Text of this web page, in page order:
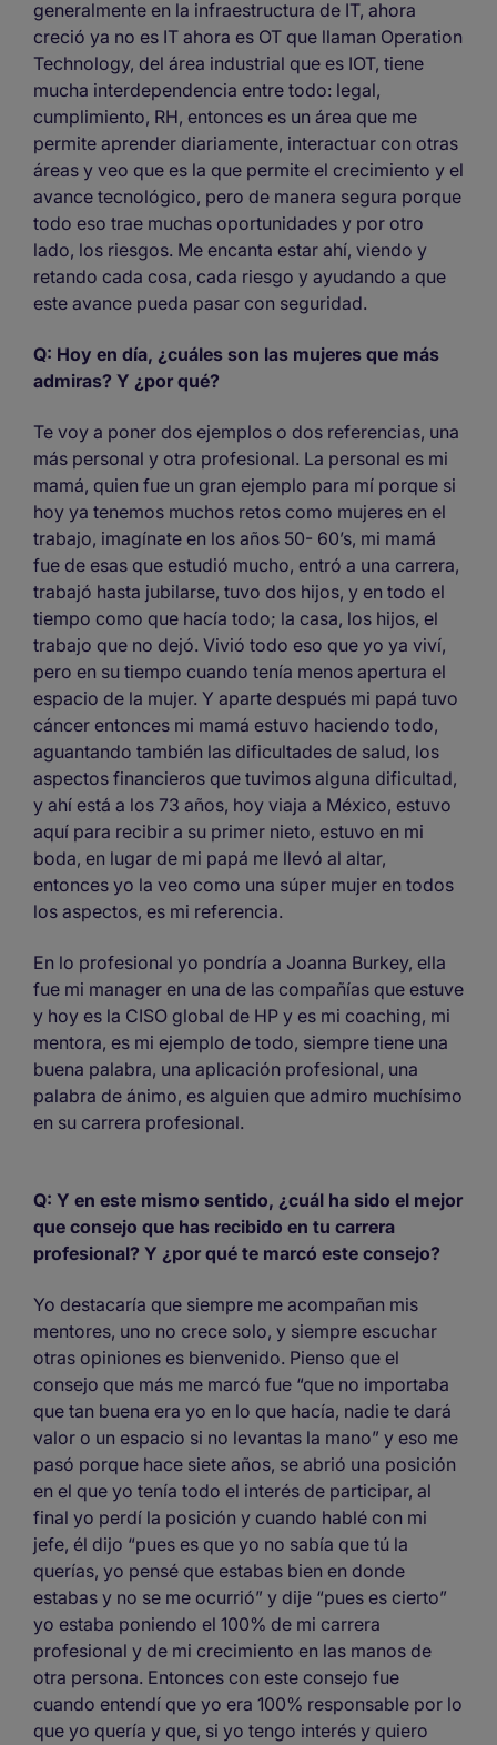
generalmente en la infraestructura de IT, ahora
creció ya no es IT ahora es OT que llaman Operation
Technology, del área industrial que es IOT, tiene
mucha interdependencia entre todo: legal,
cumplimiento, RH, entonces es un área que me
permite aprender diariamente, interactuar con otras
áreas y veo que es la que permite el crecimiento y el
avance tecnológico, pero de manera segura porque
todo eso trae muchas oportunidades y por otro
lado, los riesgos. Me encanta estar ahí, viendo y
retando cada cosa, cada riesgo y ayudando a que
este avance pueda pasar con seguridad.
Q: Hoy en día, ¿cuáles son las mujeres que más
admiras? Y ¿por qué?
Te voy a poner dos ejemplos o dos referencias, una
más personal y otra profesional. La personal es mi
mamá, quien fue un gran ejemplo para mí porque si
hoy ya tenemos muchos retos como mujeres en el
trabajo, imagínate en los años 50- 60’s, mi mamá
fue de esas que estudió mucho, entró a una carrera,
trabajó hasta jubilarse, tuvo dos hijos, y en todo el
tiempo como que hacía todo; la casa, los hijos, el
trabajo que no dejó. Vivió todo eso que yo ya viví,
pero en su tiempo cuando tenía menos apertura el
espacio de la mujer. Y aparte después mi papá tuvo
cáncer entonces mi mamá estuvo haciendo todo,
aguantando también las dificultades de salud, los
aspectos financieros que tuvimos alguna dificultad,
y ahí está a los 73 años, hoy viaja a México, estuvo
aquí para recibir a su primer nieto, estuvo en mi
boda, en lugar de mi papá me llevó al altar,
entonces yo la veo como una súper mujer en todos
los aspectos, es mi referencia.
En lo profesional yo pondría a Joanna Burkey, ella
fue mi manager en una de las compañías que estuve
y hoy es la CISO global de HP y es mi coaching, mi
mentora, es mi ejemplo de todo, siempre tiene una
buena palabra, una aplicación profesional, una
palabra de ánimo, es alguien que admiro muchísimo
en su carrera profesional.
Q: Y en este mismo sentido, ¿cuál ha sido el mejor
que consejo que has recibido en tu carrera
profesional? Y ¿por qué te marcó este consejo?
Yo destacaría que siempre me acompañan mis
mentores, uno no crece solo, y siempre escuchar
otras opiniones es bienvenido. Pienso que el
consejo que más me marcó fue “que no importaba
que tan buena era yo en lo que hacía, nadie te dará
valor o un espacio si no levantas la mano” y eso me
pasó porque hace siete años, se abrió una posición
en el que yo tenía todo el interés de participar, al
final yo perdí la posición y cuando hablé con mi
jefe, él dijo “pues es que yo no sabía que tú la
querías, yo pensé que estabas bien en donde
estabas y no se me ocurrió” y dije “pues es cierto”
yo estaba poniendo el 100% de mi carrera
profesional y de mi crecimiento en las manos de
otra persona. Entonces con este consejo fue
cuando entendí que yo era 100% responsable por lo
que yo quería y que, si yo tengo interés y quiero